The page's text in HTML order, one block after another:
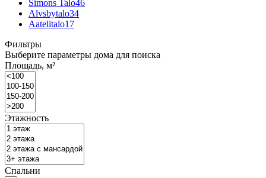
Simons Talo46
Alvsbytalo34
Aatelitalo17
Фильтры
Выберите параметры дома для поиска
Площадь, м²
Этажность
Спальни